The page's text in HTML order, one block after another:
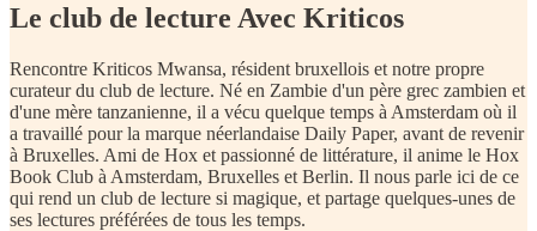
Le club de lecture Avec Kriticos
Rencontre Kriticos Mwansa, résident bruxellois et notre propre
curateur du club de lecture. Né en Zambie d'un père grec zambien et
d'une mère tanzanienne, il a vécu quelque temps à Amsterdam où il
a travaillé pour la marque néerlandaise Daily Paper, avant de revenir
à Bruxelles. Ami de Hox et passionné de littérature, il anime le Hox
Book Club à Amsterdam, Bruxelles et Berlin. Il nous parle ici de ce
qui rend un club de lecture si magique, et partage quelques-unes de
ses lectures préférées de tous les temps.